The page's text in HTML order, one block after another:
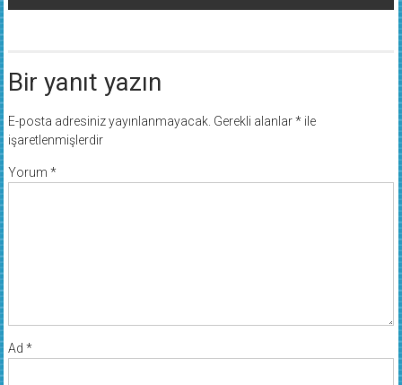
Bir yanıt yazın
E-posta adresiniz yayınlanmayacak. Gerekli alanlar*ile
işaretlenmişlerdir
Yorum *
Ad *